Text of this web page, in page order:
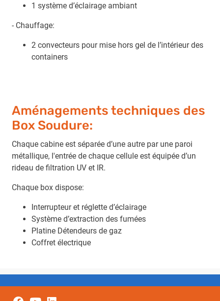
1 système d’éclairage ambiant
- Chauffage:
2 convecteurs pour mise hors gel de l’intérieur des
containers
Aménagements techniques des
Box Soudure:
Chaque cabine est séparée d’une autre par une paroi
métallique, l'entrée de chaque cellule est équipée d’un
rideau de filtration UV et IR.
Chaque box dispose:
Interrupteur et réglette d’éclairage
Système d’extraction des fumées
Platine Détendeurs de gaz
Coffret électrique